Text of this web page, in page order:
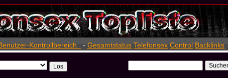
Kontrollbereich - Gesamtstatus Telefonsex Control Backlinks